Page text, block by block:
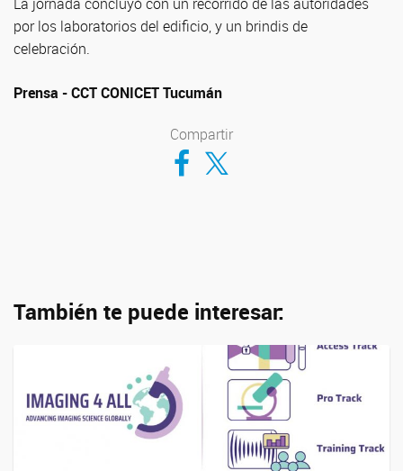
por los laboratorios del edificio, y un brindis de
celebración.
Prensa - CCT CONICET Tucumán
Compartir
Compartir en Facebook
Compartir en Twitter
También te puede interesar: